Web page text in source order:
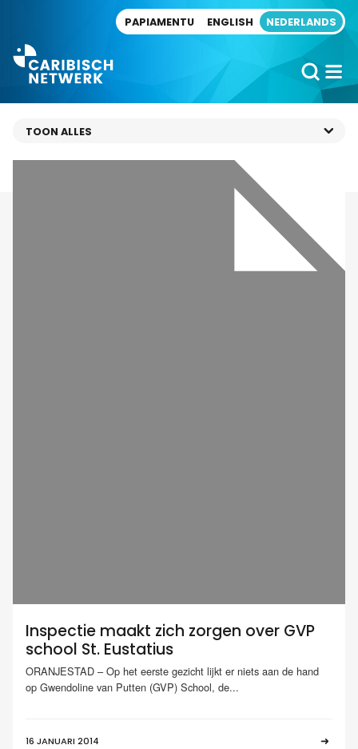
PAPIAMENTU ENGLISH NEDERLANDS
Inspectie maakt zich zorgen over GVP
school St. Eustatius
ORANJESTAD – Op het eerste gezicht lijkt er niets aan de hand
op Gwendoline van Putten (GVP) School, de...
16 JANUARI 2014